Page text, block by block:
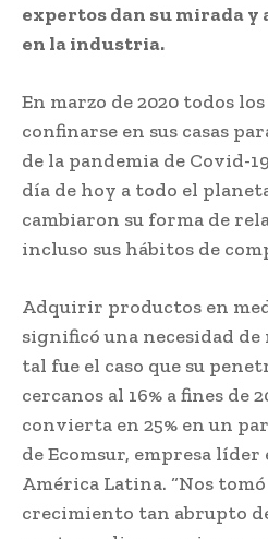
expertos dan su mirada y
en la industria.
En marzo de 2020 todos
confinarse en sus casas
de la pandemia de Covid-
día de hoy a todo el
cambiaron su forma de
incluso sus hábitos de
Adquirir productos en
significó una necesidad
tal fue el caso que su
cercanos al 16% a fines de
convierta en 25% en un
de Ecomsur, empresa
América Latina. “Nos
crecimiento tan abrupto